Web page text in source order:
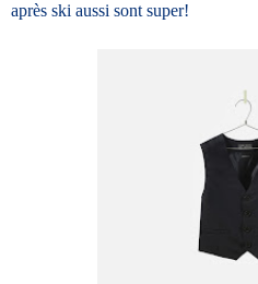
après ski aussi sont super!